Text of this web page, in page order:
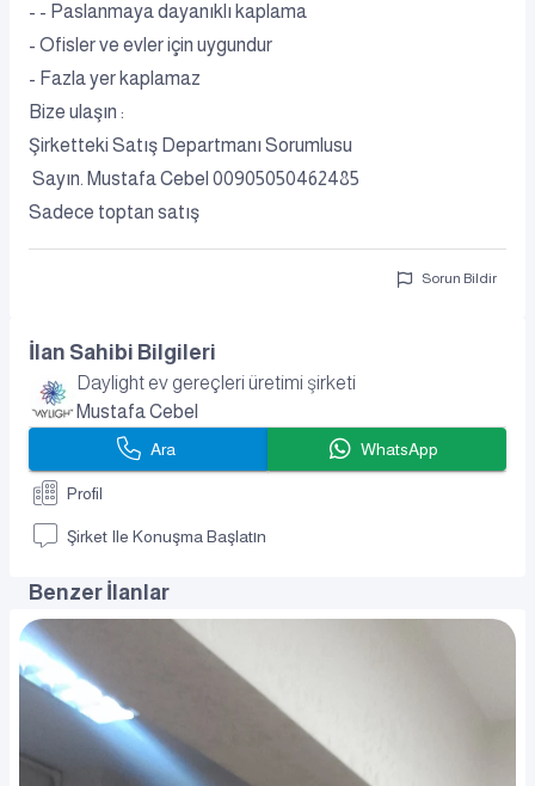
- - Paslanmaya dayanıklı kaplama
- Ofisler ve evler için uygundur
- Fazla yer kaplamaz
Bize ulaşın :
Şirketteki Satış Departmanı Sorumlusu
Sayın. Mustafa Cebel 00905050462485
Sadece toptan satış
Sorun Bildir
İlan Sahibi Bilgileri
Daylight ev gereçleri üretimi şirketi
Ara WhatsApp
Profil
Şirket Ile Konuşma Başlatın
Benzer İlanlar